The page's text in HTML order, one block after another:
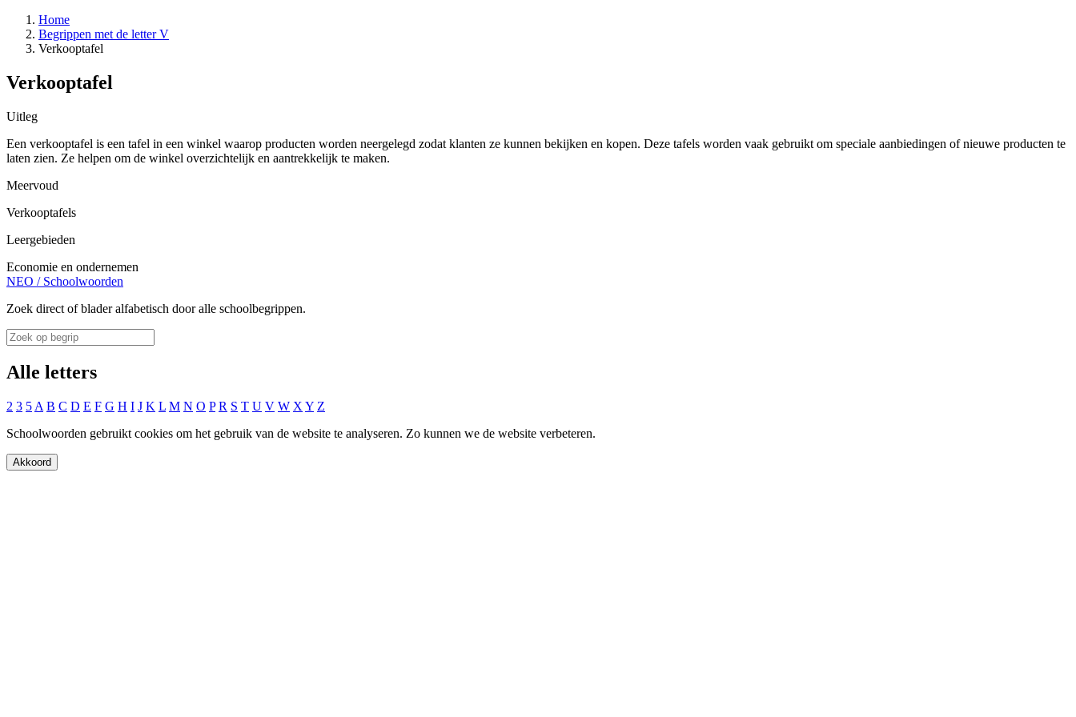
Home
Begrippen met de letter V
Verkooptafel
Verkooptafel
Uitleg
Een verkooptafel is een tafel in een winkel waarop producten worden neergelegd zodat klanten ze kunnen bekijken en kopen. Deze tafels worden vaak gebruikt om speciale aanbiedingen of nieuwe producten te
laten zien. Ze helpen om de winkel overzichtelijk en aantrekkelijk te maken.
Meervoud
Verkooptafels
Leergebieden
Economie en ondernemen
NEO / Schoolwoorden
Zoek direct of blader alfabetisch door alle schoolbegrippen.
Alle letters
2 3 5 A B C D E F G H I J K L M N O P R S T U V W X Y Z
Schoolwoorden gebruikt cookies om het gebruik van de website te analyseren. Zo kunnen we de website verbeteren.
Akkoord